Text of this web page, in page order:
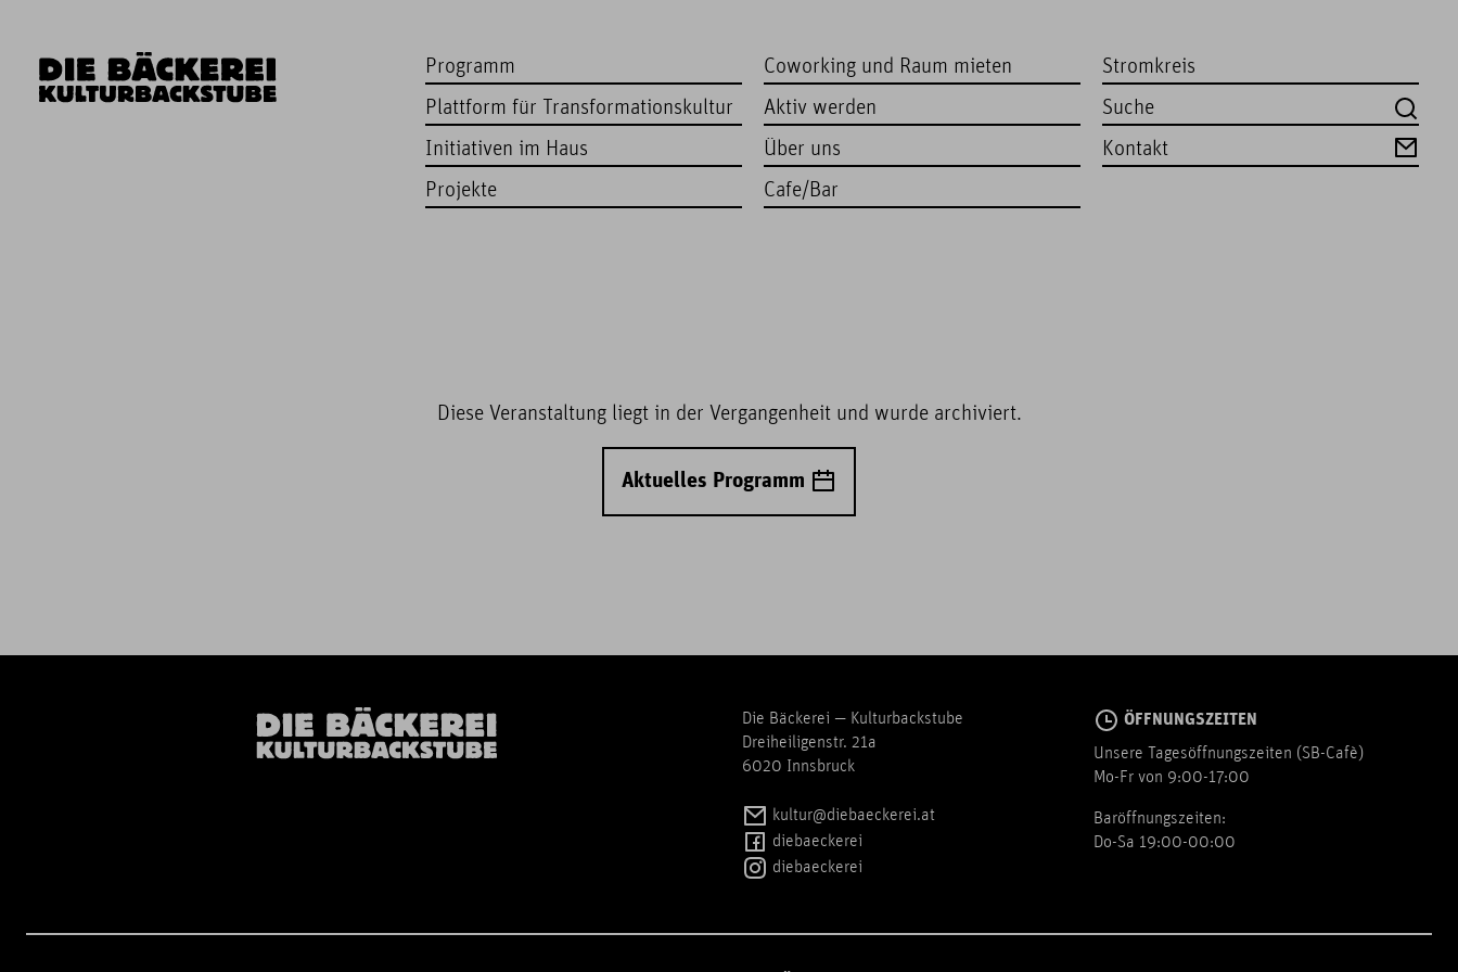
Programm
Plattform für Transformationskultur
Initiativen im Haus
Projekte
Coworking und Raum mieten
Aktiv werden
Über uns
Cafe/Bar
Stromkreis
Kontakt
Diese Veranstaltung liegt in der Vergangenheit und wurde archiviert.
Aktuelles Programm
Die Bäckerei — Kulturbackstube
Dreiheiligenstr. 21a
6020 Innsbruck
kultur@diebaeckerei.at
diebaeckerei
diebaeckerei
ÖFFNUNGSZEITEN
Unsere Tagesöffnungszeiten (SB-Cafè)
Mo-Fr von 9:00-17:00
Baröffnungszeiten:
Do-Sa 19:00-00:00